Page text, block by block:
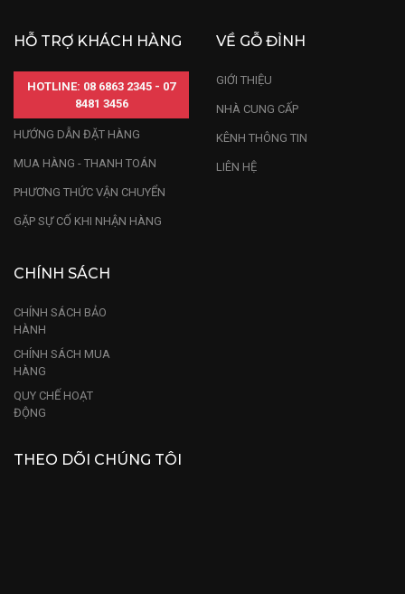
HỖ TRỢ KHÁCH HÀNG
HOTLINE: 08 6863 2345 - 07
8481 3456
HƯỚNG DẪN ĐẶT HÀNG
MUA HÀNG - THANH TOÁN
PHƯƠNG THỨC VẬN CHUYỂN
GẶP SỰ CỐ KHI NHẬN HÀNG
VỀ GỖ ĐỈNH
GIỚI THIỆU
NHÀ CUNG CẤP
KÊNH THÔNG TIN
LIÊN HỆ
CHÍNH SÁCH
CHÍNH SÁCH BẢO
HÀNH
CHÍNH SÁCH MUA
HÀNG
QUY CHẾ HOẠT
ĐỘNG
THEO DÕI CHÚNG TÔI